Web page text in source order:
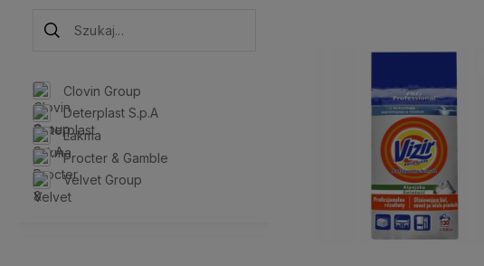
Clovin Group
Deterplast S.p.A
Lakma
Procter & Gamble
Velvet Group